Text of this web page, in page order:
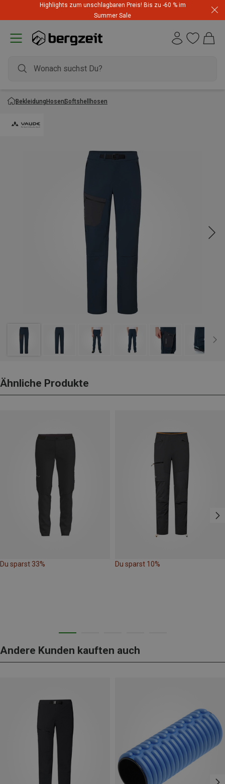
Highlights zum unschlagbaren Preis! Bis zu -60 % im
Summer Sale
BekleidungHosenSoftshellhosen
Ähnliche Produkte
Du sparst 33% Du sparst 10%
Andere Kunden kauften auch